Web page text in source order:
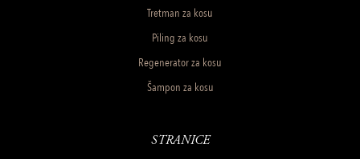
Tretman za kosu
Piling za kosu
Regenerator za kosu
Šampon za kosu
STRANICE